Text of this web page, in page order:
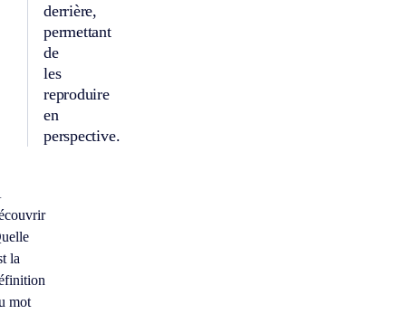
derrière,
permettant
de
les
reproduire
en
perspective.
la
mot